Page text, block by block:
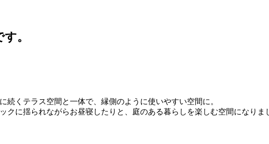
。
続くテラス空間と一体で、縁側のように使いやすい空間に。
クに揺られながらお昼寝したりと、庭のある暮らしを楽しむ空間になりま